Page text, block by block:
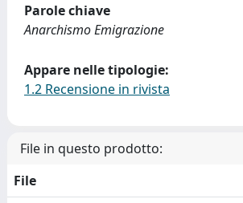
Parole chiave
Anarchismo Emigrazione
Appare nelle tipologie:
1.2 Recensione in rivista
File in questo prodotto:
File